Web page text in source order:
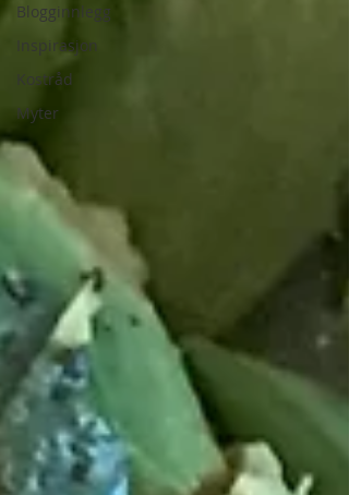
Blogginnlegg
Inspirasjon
Kostråd
Myter